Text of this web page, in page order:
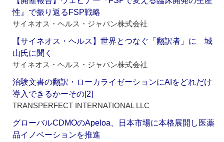
性』で振り返るFSP戦略
サイネオス・ヘルス・ジャパン株式会社
【サイネオス・ヘルス】世界とつなぐ「翻訳者」に 城
山氏に聞く
サイネオス・ヘルス・ジャパン株式会社
治験文書の翻訳・ローカライゼーションにAIをどれだけ
導入できるかーその[2]
TRANSPERFECT INTERNATIONAL LLC
グローバルCDMOのApeloa、日本市場に本格展開し医薬
品イノベーションを推進